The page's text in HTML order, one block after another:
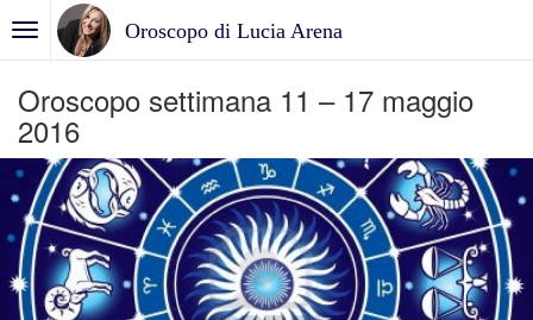
Oroscopo di Lucia Arena
Oroscopo settimana 11 – 17 maggio
2016